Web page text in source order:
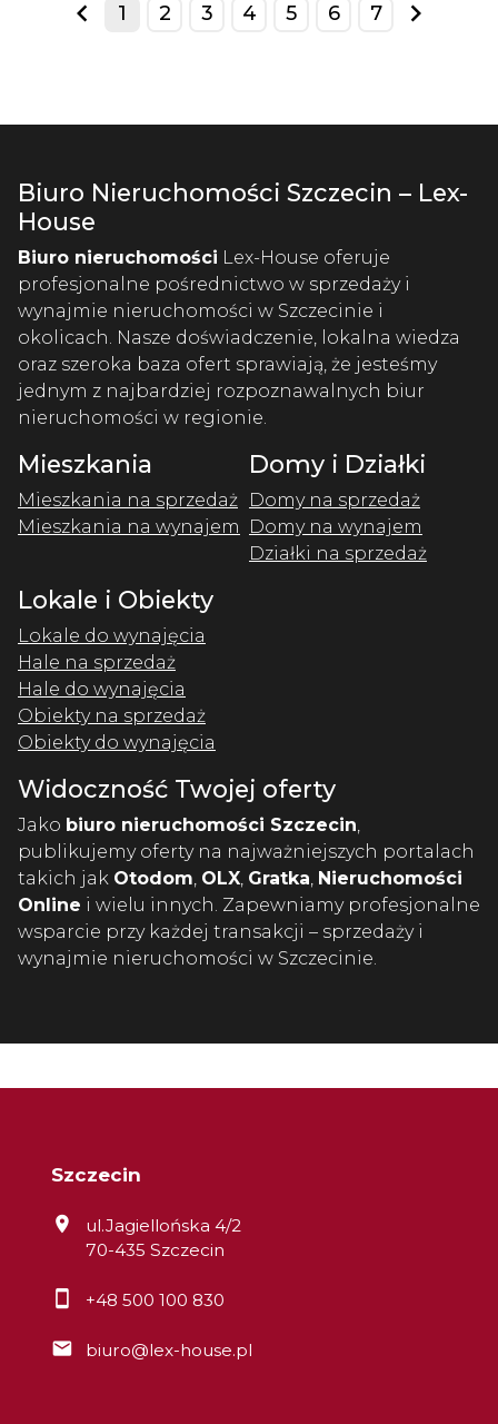
prev
1 2 3 4 5 6 7
next
Biuro Nieruchomości Szczecin – Lex-
House
Biuro nieruchomości Lex-House oferuje
profesjonalne pośrednictwo w sprzedaży i
wynajmie nieruchomości w Szczecinie i
okolicach. Nasze doświadczenie, lokalna wiedza
oraz szeroka baza ofert sprawiają, że jesteśmy
jednym z najbardziej rozpoznawalnych biur
nieruchomości w regionie.
Mieszkania
Mieszkania na sprzedaż
Mieszkania na wynajem
Domy i Działki
Domy na sprzedaż
Domy na wynajem
Działki na sprzedaż
Lokale i Obiekty
Lokale do wynajęcia
Hale na sprzedaż
Hale do wynajęcia
Obiekty na sprzedaż
Obiekty do wynajęcia
Widoczność Twojej oferty
Jako biuro nieruchomości Szczecin
publikujemy oferty na najważniejszych portalach
takich jak Otodom OLX Gratka Nieruchomości
Online i wielu innych. Zapewniamy profesjonalne
wsparcie przy każdej transakcji – sprzedaży i
wynajmie nieruchomości w Szczecinie.
Szczecin
ul.Jagiellońska 4/2
70-435 Szczecin
+48 500 100 830
biuro@lex-house.pl